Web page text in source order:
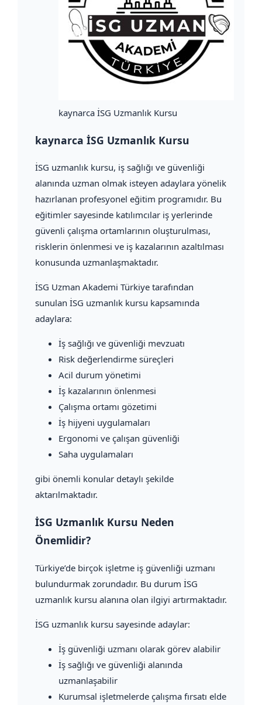
kaynarca İSG Uzmanlık Kursu
kaynarca İSG Uzmanlık Kursu
İSG uzmanlık kursu, iş sağlığı ve güvenliği
alanında uzman olmak isteyen adaylara yönelik
hazırlanan profesyonel eğitim programıdır. Bu
eğitimler sayesinde katılımcılar iş yerlerinde
güvenli çalışma ortamlarının oluşturulması,
risklerin önlenmesi ve iş kazalarının azaltılması
konusunda uzmanlaşmaktadır.
İSG Uzman Akademi Türkiye tarafından
sunulan İSG uzmanlık kursu kapsamında
adaylara:
İş sağlığı ve güvenliği mevzuatı
Risk değerlendirme süreçleri
Acil durum yönetimi
İş kazalarının önlenmesi
Çalışma ortamı gözetimi
İş hijyeni uygulamaları
Ergonomi ve çalışan güvenliği
Saha uygulamaları
gibi önemli konular detaylı şekilde
aktarılmaktadır.
İSG Uzmanlık Kursu Neden
Önemlidir?
Türkiye’de birçok işletme iş güvenliği uzmanı
bulundurmak zorundadır. Bu durum İSG
uzmanlık kursu alanına olan ilgiyi artırmaktadır.
İSG uzmanlık kursu sayesinde adaylar:
İş güvenliği uzmanı olarak görev alabilir
İş sağlığı ve güvenliği alanında
uzmanlaşabilir
Kurumsal işletmelerde çalışma fırsatı elde